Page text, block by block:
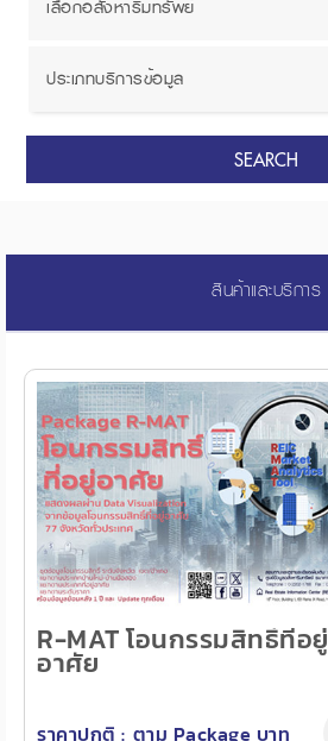
เลือกอสังหาริมทรัพย์
ประเภทบริการข้อมูล
SEARCH
สินค้าและบริการ
R-MAT โอนกรรมสิทธิ์ที่อยู่
อาศัย
ราคาปกติ : ตาม Package บาท